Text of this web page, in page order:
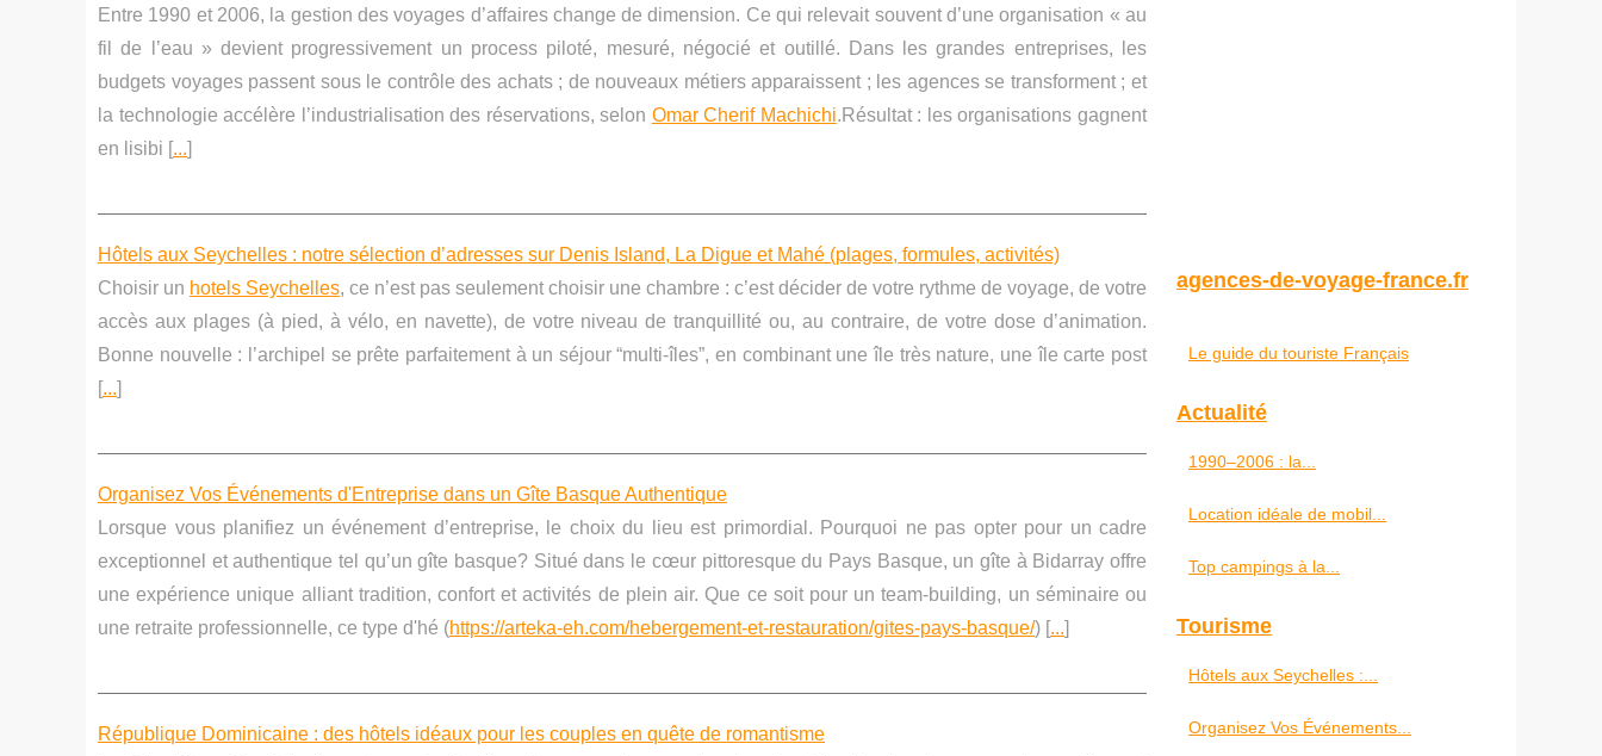
Entre 1990 et 2006, la gestion des voyages d’affaires change de dimension. Ce qui relevait souvent d’une organisation « au
fil de l’eau » devient progressivement un process piloté, mesuré, négocié et outillé. Dans les grandes entreprises, les
budgets voyages passent sous le contrôle des achats ; de nouveaux métiers apparaissent ; les agences se transforment ; et
la technologie accélère l’industrialisation des réservations, selon Omar Cherif Machichi.Résultat : les organisations gagnent
en lisibi [...]
Hôtels aux Seychelles : notre sélection d’adresses sur Denis Island, La Digue et Mahé (plages, formules, activités)
Choisir un hotels Seychelles, ce n’est pas seulement choisir une chambre : c’est décider de votre rythme de voyage, de votre
accès aux plages (à pied, à vélo, en navette), de votre niveau de tranquillité ou, au contraire, de votre dose d’animation.
Bonne nouvelle : l’archipel se prête parfaitement à un séjour “multi-îles”, en combinant une île très nature, une île carte post
[...]
Organisez Vos Événements d'Entreprise dans un Gîte Basque Authentique
Lorsque vous planifiez un événement d’entreprise, le choix du lieu est primordial. Pourquoi ne pas opter pour un cadre
exceptionnel et authentique tel qu’un gîte basque? Situé dans le cœur pittoresque du Pays Basque, un gîte à Bidarray offre
une expérience unique alliant tradition, confort et activités de plein air. Que ce soit pour un team-building, un séminaire ou
une retraite professionnelle, ce type d'hé (https://arteka-eh.com/hebergement-et-restauration/gites-pays-basque/) [...]
République Dominicaine : des hôtels idéaux pour les couples en quête de romantisme
agences-de-voyage-france.fr
Le guide du touriste Français
Actualité
1990–2006 : la...
Location idéale de mobil...
Top campings à la...
Tourisme
Hôtels aux Seychelles :...
Organisez Vos Événements...